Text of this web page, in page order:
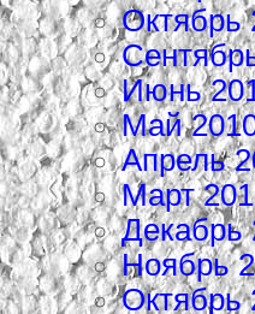
Октябрь
Июнь
Май
Апрель
Март
Декабрь
Ноябрь
Октябрь